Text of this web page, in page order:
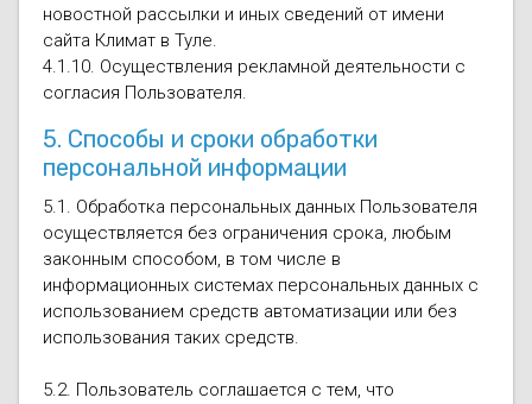
новостной рассылки и иных сведений от имени
сайта Климат в Туле.
4.1.10. Осуществления рекламной деятельности с
согласия Пользователя.
5. Способы и сроки обработки
персональной информации
5.1. Обработка персональных данных Пользователя
осуществляется без ограничения срока, любым
законным способом, в том числе в
информационных системах персональных данных с
использованием средств автоматизации или без
использования таких средств.
5.2. Пользователь соглашается с тем, что